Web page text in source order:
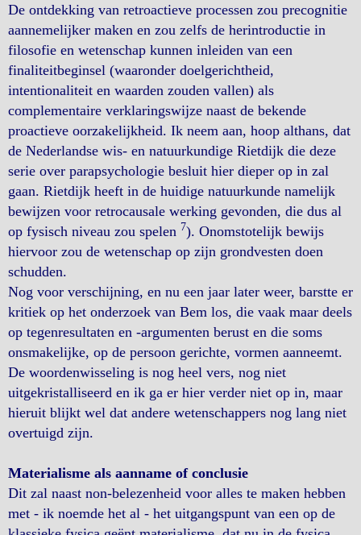
De ontdekking van retroactieve processen zou precognitie
aannemelijker maken en zou zelfs de herintroductie in
filosofie en wetenschap kunnen inleiden van een
finaliteitbeginsel (waaronder doelgerichtheid,
intentionaliteit en waarden zouden vallen) als
complementaire verklaringswijze naast de bekende
proactieve oorzakelijkheid. Ik neem aan, hoop althans, dat
de Nederlandse wis- en natuurkundige Rietdijk die deze
serie over parapsychologie besluit hier dieper op in zal
gaan. Rietdijk heeft in de huidige natuurkunde namelijk
bewijzen voor retrocausale werking gevonden, die dus al
op fysisch niveau zou spelen 7). Onomstotelijk bewijs
hiervoor zou de wetenschap op zijn grondvesten doen
schudden.
Nog voor verschijning, en nu een jaar later weer, barstte er
kritiek op het onderzoek van Bem los, die vaak maar deels
op tegenresultaten en -argumenten berust en die soms
onsmakelijke, op de persoon gerichte, vormen aanneemt.
De woordenwisseling is nog heel vers, nog niet
uitgekristalliseerd en ik ga er hier verder niet op in, maar
hieruit blijkt wel dat andere wetenschappers nog lang niet
overtuigd zijn.
Materialisme als aanname of conclusie
Dit zal naast non-belezenheid voor alles te maken hebben
met - ik noemde het al - het uitgangspunt van een op de